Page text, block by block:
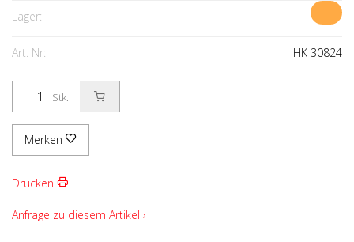
Lager:
Art. Nr: HK 30824
Stk.
Merken
Drucken
Anfrage zu diesem Artikel ›